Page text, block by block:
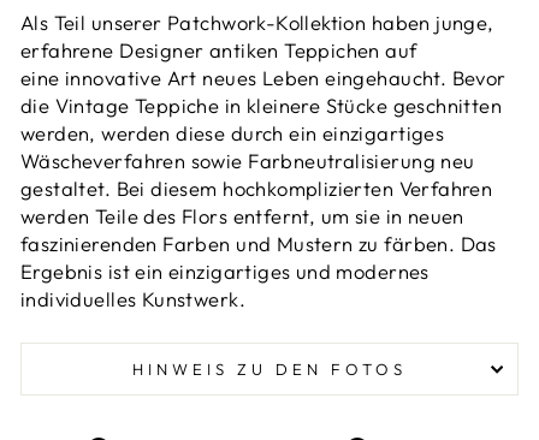
Als Teil unserer Patchwork-Kollektion haben junge,
erfahrene Designer antiken Teppichen auf
eine innovative Art neues Leben eingehaucht. Bevor
die Vintage Teppiche in kleinere Stücke geschnitten
werden, werden diese durch ein einzigartiges
Wäscheverfahren sowie Farbneutralisierung neu
gestaltet. Bei diesem hochkomplizierten Verfahren
werden Teile des Flors entfernt, um sie in neuen
faszinierenden Farben und Mustern zu färben. Das
Ergebnis ist ein einzigartiges und modernes
individuelles Kunstwerk.
HINWEIS ZU DEN FOTOS